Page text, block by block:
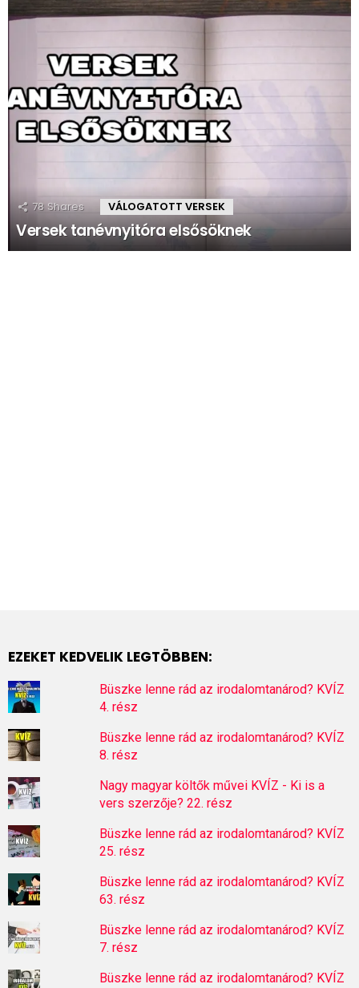
78 Shares VÁLOGATOTT VERSEK
Versek tanévnyitóra elsősöknek
EZEKET KEDVELIK LEGTÖBBEN:
Büszke lenne rád az irodalomtanárod? KVÍZ
4. rész
Büszke lenne rád az irodalomtanárod? KVÍZ
8. rész
Nagy magyar költők művei KVÍZ - Ki is a
vers szerzője? 22. rész
Büszke lenne rád az irodalomtanárod? KVÍZ
25. rész
Büszke lenne rád az irodalomtanárod? KVÍZ
63. rész
Büszke lenne rád az irodalomtanárod? KVÍZ
7. rész
Büszke lenne rád az irodalomtanárod? KVÍZ